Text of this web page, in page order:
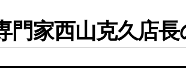
門家西山克久店